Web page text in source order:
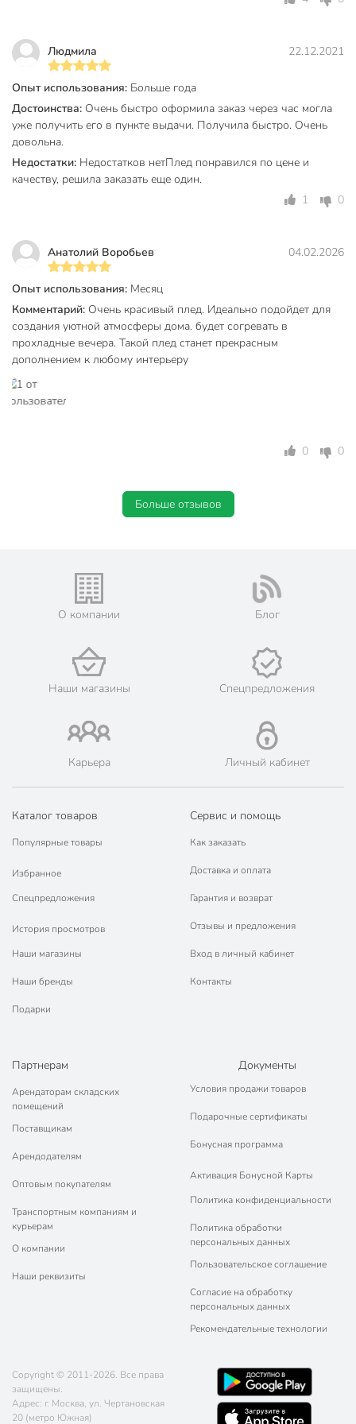
Плотность, г/м2
Размерность
Страна производства
Китай
Тип ткани
флис
Стеганое
Для детей
для взрослых
Состав
полиэстер
Длина ворса
без ворса
Назначение
без отделки
без рисунка
Режим стирки
при 30 градусах
Артикул производителя
AI-0104012
Вес в упаковке
505 г
Людмила 22.12.2021
Опыт использования: Больше года
Достоинства: Очень быстро оформила заказ через час могла
уже получить его в пункте выдачи. Получила быстро. Очень
довольна.
Недостатки: Недостатков нетПлед понравился по цене и
качеству, решила заказать еще один.
1
0
Анатолий Воробьев 04.02.2026
Опыт использования: Месяц
Комментарий: Очень красивый плед. Идеально подойдет для
создания уютной атмосферы дома. будет согревать в
прохладные вечера. Такой плед станет прекрасным
дополнением к любому интерьеру
0 0
Больше отзывов
О компании Блог
Наши магазины Спецпредложения
Карьера Личный кабинет
Каталог товаров
Популярные товары
Избранное
Спецпредложения
История просмотров
Наши магазины
Наши бренды
Подарки
Сервис и помощь
Как заказать
Доставка и оплата
Гарантия и возврат
Отзывы и предложения
Вход в личный кабинет
Контакты
Партнерам
Арендаторам складских
помещений
Поставщикам
Арендодателям
Оптовым покупателям
Транспортным компаниям и
курьерам
О компании
Наши реквизиты
Документы
Условия продажи товаров
Подарочные сертификаты
Бонусная программа
Активация Бонусной Карты
Политика конфиденциальности
Политика обработки
персональных данных
Пользовательское соглашение
Согласие на обработку
персональных данных
Рекомендательные технологии
Copyright © 2011-2026. Все права
защищены.
Адрес: г. Москва, ул. Чертановская
20 (метро Южная)